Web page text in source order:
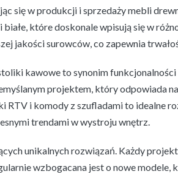
się w produkcji i sprzedaży mebli
które doskonale wpisują się w
jakości surowców, co zapewnia
kawowe to synonim
projektem, który odpowiada
RTV i komody z szufladami to idealne
trendami w wystroju wnętrz.
unikalnych rozwiązań. Każdy
wzbogacana jest o nowe modele,